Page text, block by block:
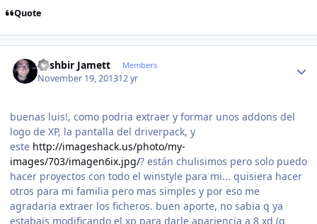
Quote
Kashbir Jamett Members
November 19, 201312 yr
buenas luis!, como podria extraer y formar unos addons del
logo de XP, la pantalla del driverpack, y
este http://imageshack.us/photo/my-
images/703/imagen6ix.jpg/? están chulisimos pero solo puedo
hacer proyectos con todo el winstyle para mi... quisiera hacer
otros para mi familia pero mas simples y por eso me
agradaria extraer los ficheros. buen aporte, no sabia q ya
estabais modificando el xp para darle apariencia a 8 xd (q